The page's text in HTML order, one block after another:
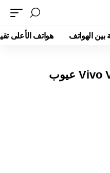
بين الهواتف هواتف الأعلى
سعر ومواصفات Vivo V40 Pro عيوب